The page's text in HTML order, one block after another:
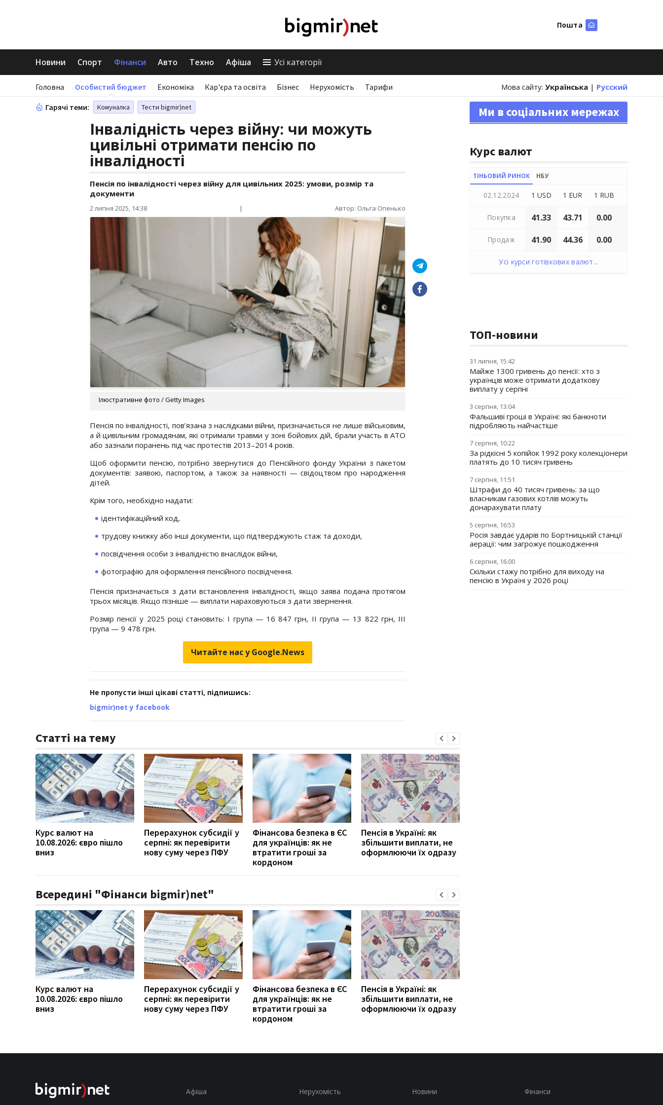
Пошта
Новини Спорт Фінанси Авто Техно Афіша Усі категорії
Головна Особистий бюджет Економіка Кар'єра та освіта Бізнес Нерухомість Тарифи Мова сайту: Українська | Русский
Гарячі теми: Комуналка Тести bigmir)net
Інвалідність через війну: чи можуть
цивільні отримати пенсію по
інвалідності
Пенсія по інвалідності через війну для цивільних 2025: умови, розмір та
документи
2 липня 2025, 14:38 | Автор: Ольга Опенько
Ілюстративне фото / Getty Images
Пенсія по інвалідності, пов’язана з наслідками війни, призначається не лише військовим,
а й цивільним громадянам, які отримали травми у зоні бойових дій, брали участь в АТО
або зазнали поранень під час протестів 2013–2014 років.
Щоб оформити пенсію, потрібно звернутися до Пенсійного фонду України з пакетом
документів: заявою, паспортом, а також за наявності — свідоцтвом про народження
дітей.
Крім того, необхідно надати:
ідентифікаційний код,
трудову книжку або інші документи, що підтверджують стаж та доходи,
посвідчення особи з інвалідністю внаслідок війни,
фотографію для оформлення пенсійного посвідчення.
Пенсія призначається з дати встановлення інвалідності, якщо заява подана протягом
трьох місяців. Якщо пізніше — виплати нараховуються з дати звернення.
Розмір пенсії у 2025 році становить: І група — 16 847 грн, ІІ група — 13 822 грн, ІІІ
група — 9 478 грн.
Читайте нас у Google.News
Не пропусти інші цікаві статті, підпишись:
bigmir)net у facebook
Статті на тему
Курс валют на
10.08.2026: євро пішло
вниз
Перерахунок субсидії у
серпні: як перевірити
нову суму через ПФУ
Фінансова безпека в ЄС
для українців: як не
втратити гроші за
кордоном
Пенсія в Україні: як
збільшити виплати, не
оформлюючи їх одразу
Всередині "Фінанси bigmir)net"
Курс валют на
10.08.2026: євро пішло
вниз
Перерахунок субсидії у
серпні: як перевірити
нову суму через ПФУ
Фінансова безпека в ЄС
для українців: як не
втратити гроші за
кордоном
Пенсія в Україні: як
збільшити виплати, не
оформлюючи їх одразу
Ми в соціальних мережах
Курс валют
ТІНЬОВИЙ РИНОК НБУ
02.12.2024 1 USD 1 EUR 1 RUB
Покупка 41.33 43.71 0.00
Продаж 41.90 44.36 0.00
Усі курси готівкових валют...
ТОП-новини
31 липня, 15:42
Майже 1300 гривень до пенсії: хто з
українців може отримати додаткову
виплату у серпні
3 серпня, 13:04
Фальшиві гроші в Україні: які банкноти
підробляють найчастіше
7 серпня, 10:22
За рідкісні 5 копійок 1992 року колекціонери
платять до 10 тисяч гривень
7 серпня, 11:51
Штрафи до 40 тисяч гривень: за що
власникам газових котлів можуть
донарахувати плату
5 серпня, 16:53
Росія завдає ударів по Бортницькій станції
аерації: чим загрожує пошкодження
6 серпня, 16:00
Скільки стажу потрібно для виходу на
пенсію в Україні у 2026 році
Афіша Нерухомість Новини Фінанси